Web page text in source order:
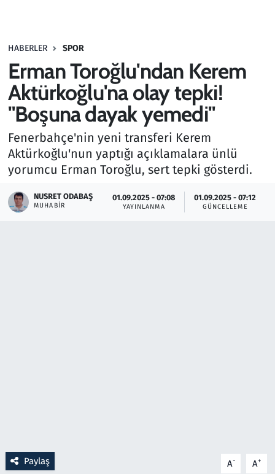
HABERLER SPOR
Erman Toroğlu'ndan Kerem
Aktürkoğlu'na olay tepki!
"Boşuna dayak yemedi"
Fenerbahçe'nin yeni transferi Kerem
Aktürkoğlu'nun yaptığı açıklamalara ünlü
yorumcu Erman Toroğlu, sert tepki gösterdi.
NUSRET ODABAŞ
MUHABIR
01.09.2025 - 07:08
YAYINLANMA
01.09.2025 - 07:12
GÜNCELLEME
Paylaş A- A+
Haber
Kültür Sanat
Kurumsal Haberler
Lezzet Durağı
Memur ve Kamu
Otomobil
Spor